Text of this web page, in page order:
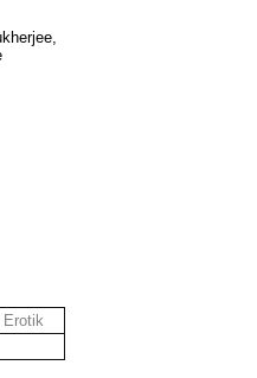
Erotik